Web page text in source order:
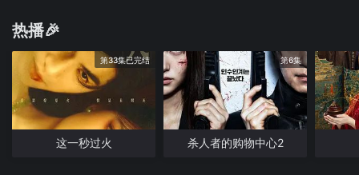
热播🎉
第33集已完结
这一秒过火
第6集
杀人者的购物中心2